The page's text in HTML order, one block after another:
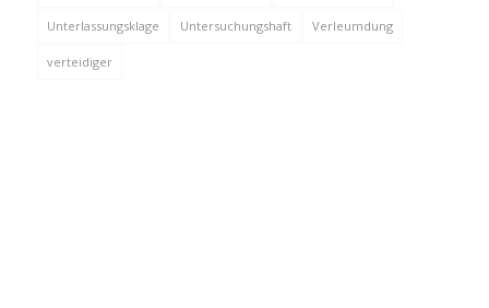
Unterlassungsklage Untersuchungshaft Verleumdung
verteidiger